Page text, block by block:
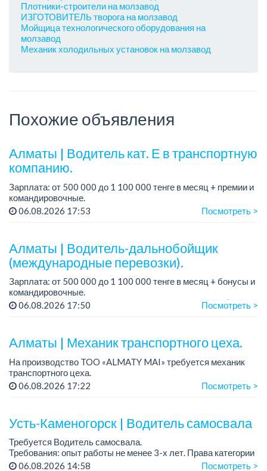
Плотники-строители на молзавод
ИЗГОТОВИТЕЛЬ творога на молзавод
Мойщица технологического оборудования на
молзавод
Механик холодильных установок на молзавод
Похожие объявления
Алматы | Водитель кат. Е в транспортную
компанию.
Зарплата: от 500 000 до 1 100 000 тенге в месяц + премии и
командировочные.
Условия: постоянная занятость, бонусы и премии за
качественную работу, комфортные условия, современный
06.08.2026 17:53 Посмотреть >
Алматы | Водитель-дальнобойщик
(международные перевозки).
Зарплата: от 500 000 до 1 100 000 тенге в месяц + бонусы и
командировочные.
Требования: права категории Е, опыт работы от 3 лет (опыт
06.08.2026 17:50 Посмотреть >
Алматы | Механик транспортного цеха.
На производство TOO «ALMATY MAI» требуется механик
транспортного цеха.
Зарплата: до 380 000 тенге на руки.
06.08.2026 17:22 Посмотреть >
Усть-Каменогорск | Водитель самосвала
Требуется Водитель самосвала.
Требования: опыт работы не менее 3-х лет. Права категории
«В», «С». Удостоверение по промышленной безопасности....
06.08.2026 14:58 Посмотреть >